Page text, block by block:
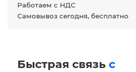
Работаем с НДС
Самовывоз сегодня, бесплатно
Быстрая связь с